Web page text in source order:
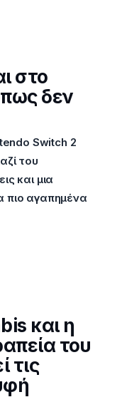
στο
δεν
Switch 2
του
και μια
πιο αγαπημένα
και η
του
τις